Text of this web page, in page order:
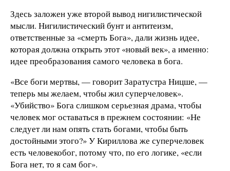
Здесь заложен уже второй вывод нигилистической
мысли. Нигилистический бунт и антитеизм,
ответственные за «смерть Бога», дали жизнь идее,
которая должна открыть этот «новый век», а именно:
идее преобразования самого человека в бога.
«Все боги мертвы, — говорит Заратустра Ницше, —
теперь мы желаем, чтобы жил суперчеловек».
«Убийство» Бога слишком серьезная драма, чтобы
человек мог оставаться в прежнем состоянии: «Не
следует ли нам опять стать богами, чтобы быть
достойными этого?» У Кириллова же суперчеловек
есть человекобог, потому что, по его логике, «если
Бога нет, то я сам бог».